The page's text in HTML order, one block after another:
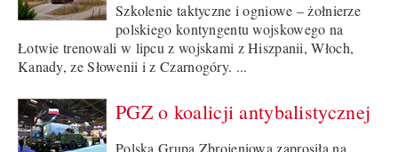
Szkolenie taktyczne i ogniowe – żołnierze
polskiego kontyngentu wojskowego na
Łotwie trenowali w lipcu z wojskami z Hiszpanii, Włoch,
Kanady, ze Słowenii i z Czarnogóry. ...
PGZ o koalicji antybalistycznej